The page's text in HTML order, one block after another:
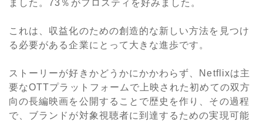
ました。73％がフロスティを好みました。
これは、収益化のための創造的な新しい方法を見つけ
る必要がある企業にとって大きな進歩です。
ストーリーが好きかどうかにかかわらず、Netflixは主
要なOTTプラットフォームで上映された初めての双方
向の長編映画を公開することで歴史を作り、その過程
で、ブランドが対象視聴者に到達するための実現可能